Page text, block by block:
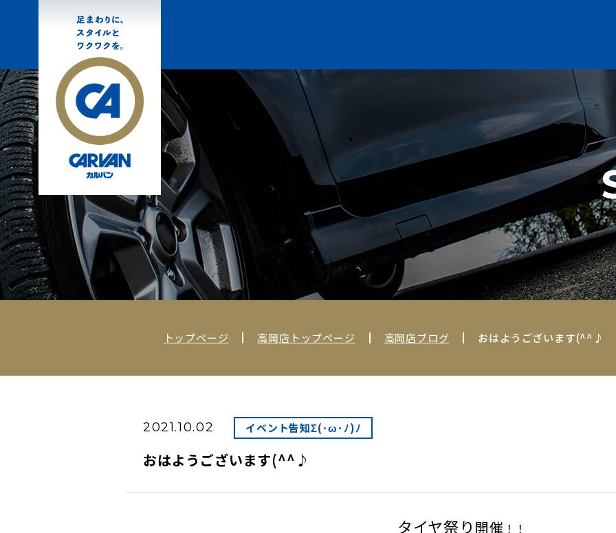
トップページ 高岡店トップページ 高岡店ブログ おはようございます(^^♪
2021.10.02 イベント告知Σ(･ω･ﾉ)ﾉ
おはようございます(^^♪
タイヤ祭り 開催 ！！